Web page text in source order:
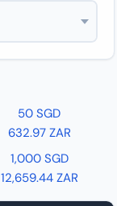
50 SGD
632.97 ZAR
1,000 SGD
12,659.44 ZAR